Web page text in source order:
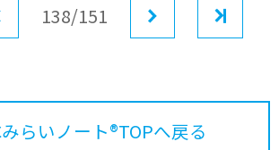
前へ138/151
らいノート®TOPへ戻る